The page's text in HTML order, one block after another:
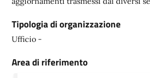
Tipologia di organizzazione
Ufficio -
Area di riferimento